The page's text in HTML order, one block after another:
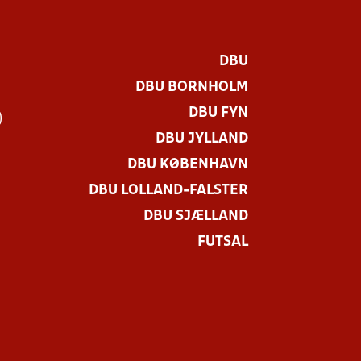
DBU
DBU BORNHOLM
DBU FYN
DBU JYLLAND
DBU KØBENHAVN
DBU LOLLAND-FALSTER
DBU SJÆLLAND
FUTSAL